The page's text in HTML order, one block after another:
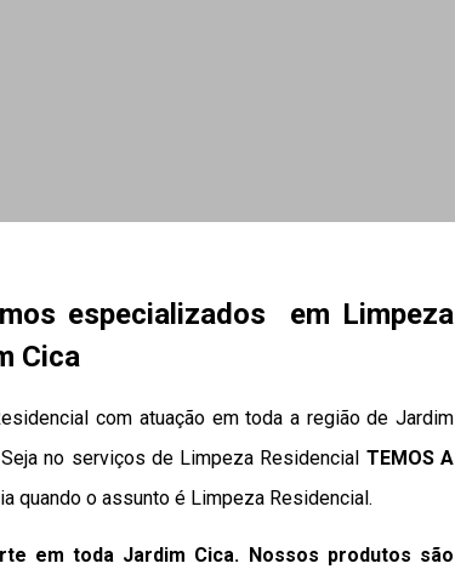
especializados em Limpeza
Cica
com atuação em toda a região de Jardim
no serviços de Limpeza Residencial TEMOS A
quando o assunto é Limpeza Residencial.
em toda Jardim Cica. Nossos produtos são